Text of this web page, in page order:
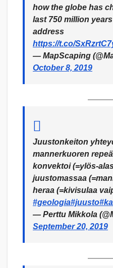
how the globe has
last 750 million
address
https://t.co/
— MapScaping
October 8, 2019
Juustonkeiton
mannerkuoren
konvektoi (=ylös-
juustomassaa
heraa (=kivisulaa
#geologia#juusto
— Perttu Mikkola
September 20, 2019